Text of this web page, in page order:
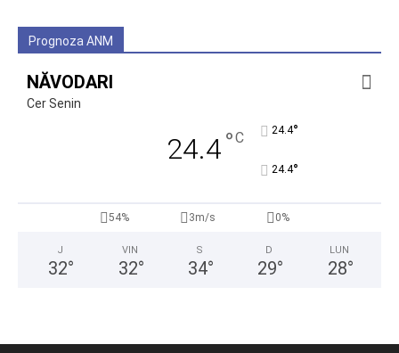
Prognoza ANM
NĂVODARI
Cer Senin
24.4°C 24.4°
24.4°
54% 3m/s 0%
J
32°
VIN
32°
S
34°
D
29°
LUN
28°